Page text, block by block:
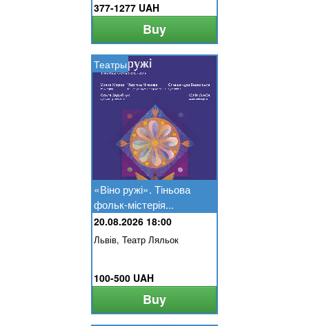
377-1277 UAH
Buy
Театры
«Віно ружі». Тіньова
фольк-містерія...
20.08.2026 18:00
Львів, Театр Ляльок
100-500 UAH
Buy